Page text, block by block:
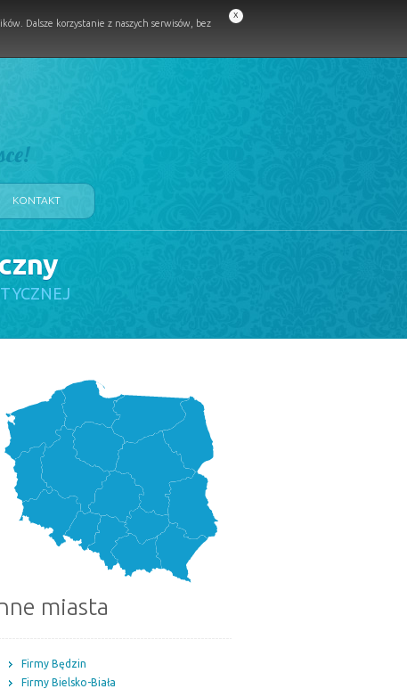
KONTAKT
miasta
Firmy Będzin
Firmy Bielsko-Biała
Dalsze korzystanie z naszych serwisów, bez
x